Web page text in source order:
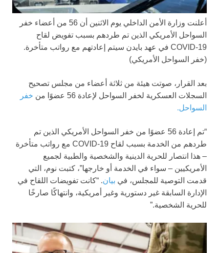
أعلنت وزارة الأمن الداخلي يوم الاثنين أن 56 من أعضاء خفر
السواحل الأمريكي الذين تم طردهم بسبب تفويض لقاح
COVID-19 في عهد بايدن سيتم إعادتهم مع رواتب متأخرة.
(خفر السواحل الأمريكي)
بعد القرار، صوتت هيئة من ثلاثة أعضاء من مجلس تصحيح
السجلات العسكرية لخفر السواحل لإعادة 56 عضوًا من
خفر
السواحل.
“تم إعادة 56 عضوًا من خفر السواحل الأمريكي الذين تم
طردهم من الخدمة بسبب لقاح COVID-19 مع رواتب متأخرة
– هذا انتصار للحرية الدينية والشخصية والطبية لجميع
الأمريكيين – سواء في الخدمة أو خارجها”، كتبت نوم، التي
قدمت التوصية للمجلس، في بيان. “كانت تفويضات اللقاح في
الإدارة السابقة غير دستورية وغير أمريكية، وانتهاكًا صارخًا
للحرية الشخصية.”